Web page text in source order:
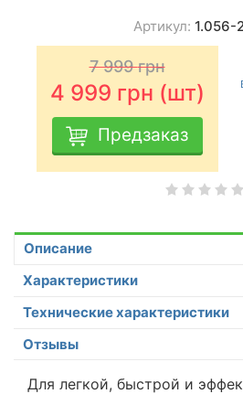
Артикул: 1.056-
7 999грн
4 999 грн (шт)
Предзаказ
Описание
Характеристики
Технические характеристики
Отзывы
Для легкой, быстрой и